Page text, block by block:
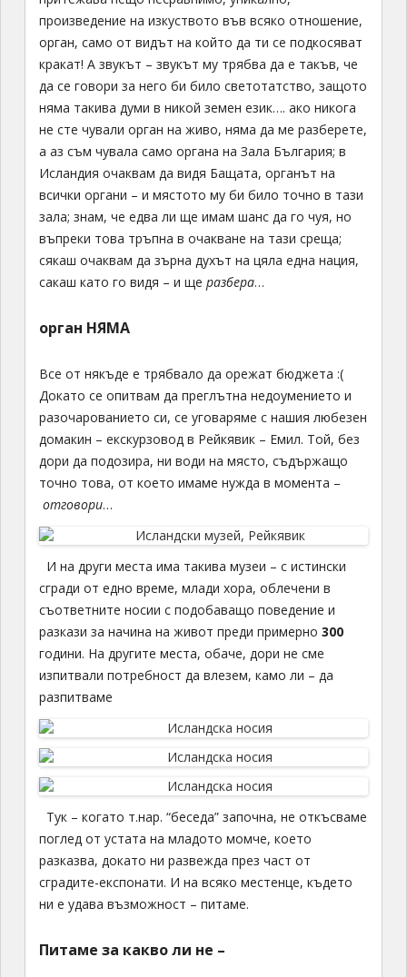
произведение на изкуството във всяко отношение,
орган, само от видът на който да ти се подкосяват
кракат! А звукът – звукът му трябва да е такъв, че
да се говори за него би било светотатство, защото
няма такива думи в никой земен език…. ако никога
не сте чували орган на живо, няма да ме разберете,
а аз съм чувала само органа на Зала България; в
Исландия очаквам да видя Бащата, органът на
всички органи – и мястото му би било точно в тази
зала; знам, че едва ли ще имам шанс да го чуя, но
въпреки това тръпна в очакване на тази среща;
сякаш очаквам да зърна духът на цяла една нация,
сакаш като го видя – и ще разбера…
орган НЯМА
Все от някъде е трябвало да орежат бюджета :(
Докато се опитвам да преглътна недоумението и
разочарованието си, се уговаряме с нашия любезен
домакин – екскурзовод в Рейкявик – Емил. Той, без
дори да подозира, ни води на място, съдържащо
точно това, от което имаме нужда в момента –
отговори…
И на други места има такива музеи – с истински
сгради от едно време, млади хора, облечени в
съответните носии с подобаващо поведение и
разкази за начина на живот преди примерно 300
години. На другите места, обаче, дори не сме
изпитвали потребност да влезем, камо ли – да
разпитваме
Тук – когато т.нар. “беседа” започна, не откъсваме
поглед от устата на младото момче, което
разказва, докато ни развежда през част от
сградите-експонати. И на всяко местенце, където
ни е удава възможност – питаме.
Питаме за какво ли не –